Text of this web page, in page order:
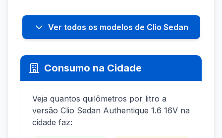
Ver todos os modelos de Clio Sedan
Consumo na Cidade
Veja quantos quilômetros por litro a
versão Clio Sedan Authentique 1.6 16V na
cidade faz: